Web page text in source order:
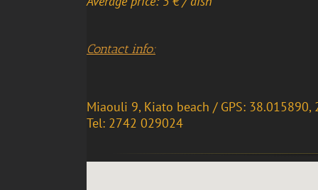
Contact info:
Miaouli 9, Kiato beach / GPS: 38.015890,
Tel: 2742 029024